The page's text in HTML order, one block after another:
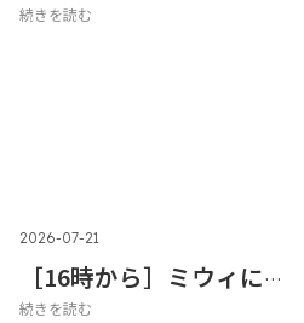
続きを読む
2026-07-21
［16時から］ミウィによりみち♪夏の夜トク
続きを読む